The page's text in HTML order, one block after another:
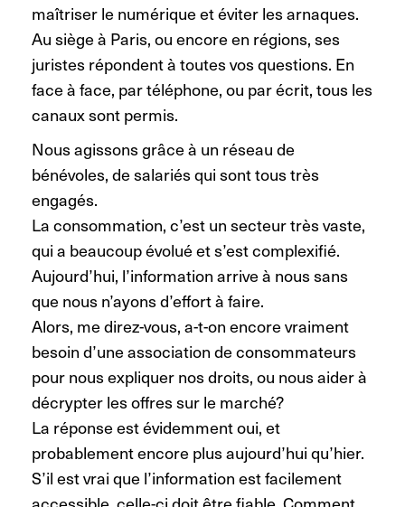
maîtriser le numérique et éviter les arnaques.
Au siège à Paris, ou encore en régions, ses
juristes répondent à toutes vos questions. En
face à face, par téléphone, ou par écrit, tous les
canaux sont permis.
Nous agissons grâce à un réseau de
bénévoles, de salariés qui sont tous très
engagés.
La consommation, c’est un secteur très vaste,
qui a beaucoup évolué et s’est complexifié.
Aujourd’hui, l’information arrive à nous sans
que nous n’ayons d’effort à faire.
Alors, me direz-vous, a-t-on encore vraiment
besoin d’une association de consommateurs
pour nous expliquer nos droits, ou nous aider à
décrypter les offres sur le marché?
La réponse est évidemment oui, et
probablement encore plus aujourd’hui qu’hier.
S’il est vrai que l’information est facilement